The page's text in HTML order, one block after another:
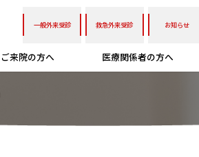
一般外来受診 救急外来受診 お知らせ
ご来院の方へ 医療関係者の方へ